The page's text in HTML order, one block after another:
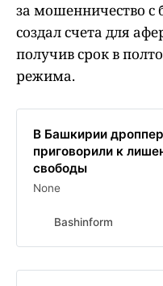
за мошенничество с
создал счета для
получив срок в
режима.
В Башкирии
приговорили к
свободы
None
Bashinform